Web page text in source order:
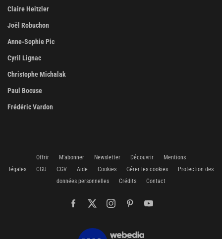
Claire Heitzler
Joël Robuchon
Anne-Sophie Pic
Cyril Lignac
Christophe Michalak
Paul Bocuse
Frédéric Vardon
Offrir M'abonner Newsletter Découvrir
Mentions
légales
CGU CGV Aide Cookies Gérer les cookies
Protection des
données personnelles
Crédits Contact